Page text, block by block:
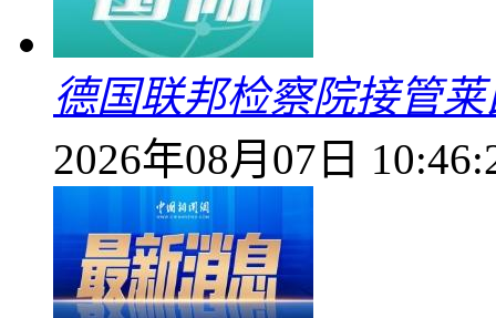
德国联邦检察院接管
2026年08月07日